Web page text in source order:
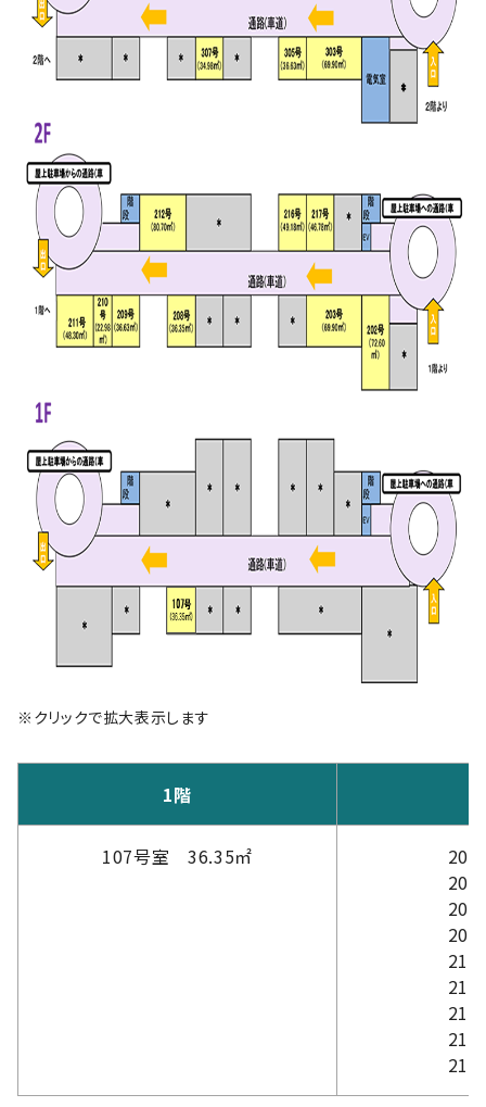
※クリックで拡大表示します
1階
107号室 36.35㎡